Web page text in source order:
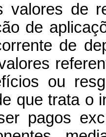
valores de
de
de
ou
que trata o
pagos